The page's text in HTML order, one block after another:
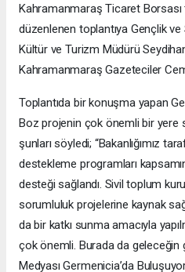
Kahramanmaraş Ticaret Borsası
düzenlenen toplantıya Gençlik
Kültür ve Turizm Müdürü
Kahramanmaraş Gazeteciler
Toplantıda bir konuşma yapan
Boz projenin çok önemli bir yere
şunları söyledi; “Bakanlığımız
destekleme programları
desteği sağlandı. Sivil toplum
sorumluluk projelerine kaynak
da bir katkı sunma amacıyla
çok önemli. Burada da geleceğin
Medyası Germenicia’da